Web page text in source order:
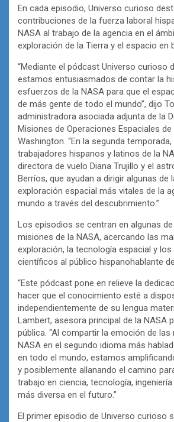
En cada episodio, Universo curioso
contribuciones de la fuerza laboral
NASA al trabajo de la agencia en el
exploración de la Tierra y el espacio en
“Mediante el pódcast Universo curioso
estamos entusiasmados de contar la
esfuerzos de la NASA para que el
de más gente de todo el mundo”, dijo
administradora asociada adjunta de la
Misiones de Operaciones Espaciales de
Washington. “En la segunda
trabajadores hispanos y latinos de la
directora de vuelo Diana Trujillo y el
Berríos, que ayudan a dirigir algunas de
exploración espacial más vitales de la
mundo a través del descubrimiento.”
Los episodios se centran en algunas
misiones de la NASA, acercando las
exploración, la tecnología espacial y
científicos al público hispanohablante
“Este pódcast pone en relieve la
hacer que el conocimiento esté a
independientemente de su lengua
Lambert, asesora principal de la NASA
pública. “Al compartir la emoción de
NASA en el segundo idioma más
en todo el mundo, estamos
y posiblemente allanando el camino
trabajo en ciencia, tecnología,
más diversa en el futuro.”
El primer episodio de Universo curioso